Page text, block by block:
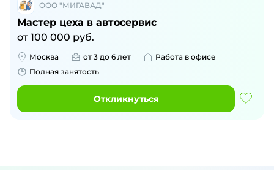
ООО "МИГАВАД"
Мастер цеха в автосервис
от 100 000 руб.
Москва от 3 до 6 лет
Работа в офисе
Полная занятость
Откликнуться